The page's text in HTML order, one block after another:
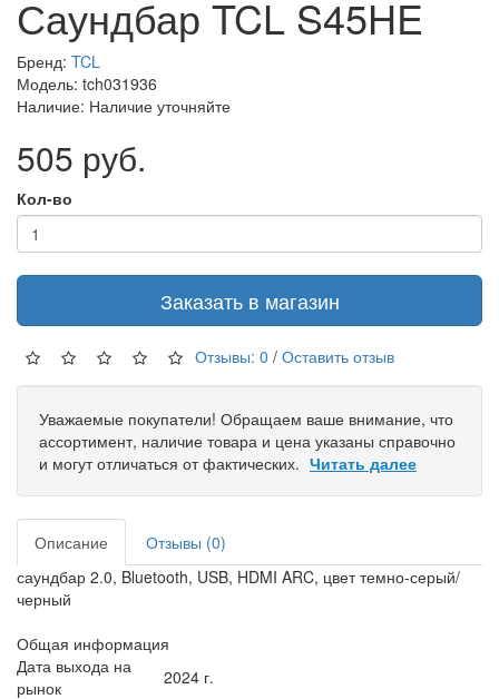
Саундбар TCL S45HE
Бренд: TCL
Модель: tch031936
Наличие: Наличие уточняйте
505 руб.
Кол-во
Заказать в магазин
Отзывы: 0 / Оставить отзыв
Уважаемые покупатели! Обращаем ваше внимание, что
ассортимент, наличие товара и цена указаны справочно
и могут отличаться от фактических. Читать далее
Описание
Отзывы (0)
саундбар 2.0, Bluetooth, USB, HDMI ARC, цвет темно-серый/
черный
Общая информация
Дата выхода на
рынок
2024 г.